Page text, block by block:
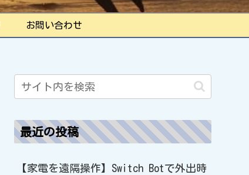
お問い合わせ
最近の投稿
【家電を遠隔操作】Switch Botで外出時